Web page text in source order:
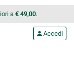
a€ 49,00.
personAccedi